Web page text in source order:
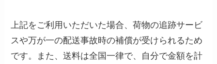
上記をご利用いただいた場合、荷物の追跡サービ
スや万が一の配送事故時の補償が受けられるため
です。また、送料は全国一律で、自分で金額を計